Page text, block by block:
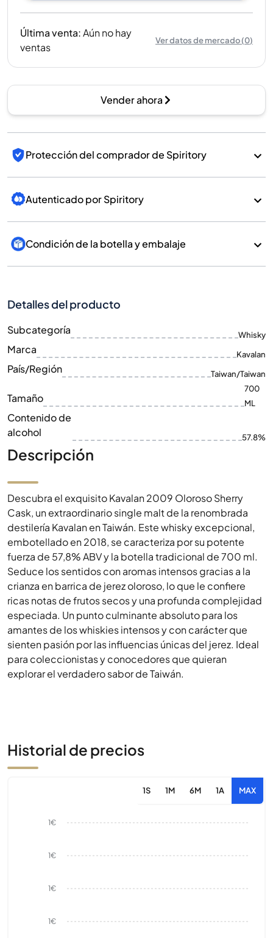
Última venta:Aún no hay
ventas
Ver datos de mercado(0)
Vender ahora
Protección del comprador de Spiritory
Autenticado por Spiritory
Condición de la botella y embalaje
Detalles del producto
Subcategoría Whisky
Marca Kavalan
País/Región Taiwan/Taiwan
Tamaño
700
ML
Contenido de
alcohol
57.8%
Descripción
Descubra el exquisito Kavalan 2009 Oloroso Sherry
Cask, un extraordinario single malt de la renombrada
destilería Kavalan en Taiwán. Este whisky excepcional,
embotellado en 2018, se caracteriza por su potente
fuerza de 57,8% ABV y la botella tradicional de 700 ml.
Seduce los sentidos con aromas intensos gracias a la
crianza en barrica de jerez oloroso, lo que le confiere
ricas notas de frutos secos y una profunda complejidad
especiada. Un punto culminante absoluto para los
amantes de los whiskies intensos y con carácter que
sienten pasión por las influencias únicas del jerez. Ideal
para coleccionistas y conocedores que quieran
explorar el verdadero sabor de Taiwán.
Historial de precios
1S 1M 6M 1A MAX
1€
1€
1€
1€